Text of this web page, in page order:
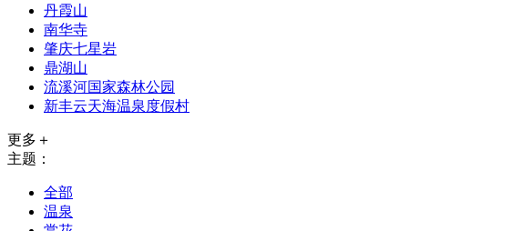
丹霞山
南华寺
肇庆七星岩
鼎湖山
流溪河国家森林公园
新丰云天海温泉度假村
更多＋
主题：
全部
温泉